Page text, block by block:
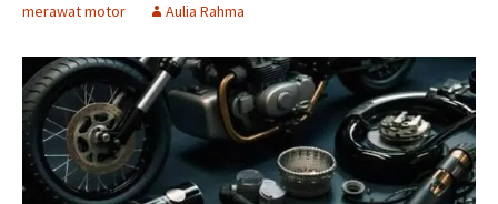
merawat motor
Aulia Rahma